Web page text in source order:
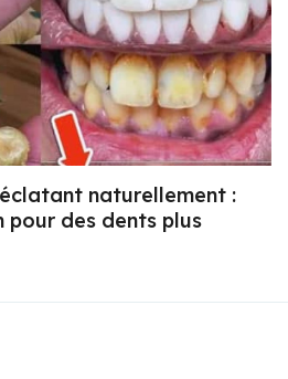
naturellement :
pour des dents plus